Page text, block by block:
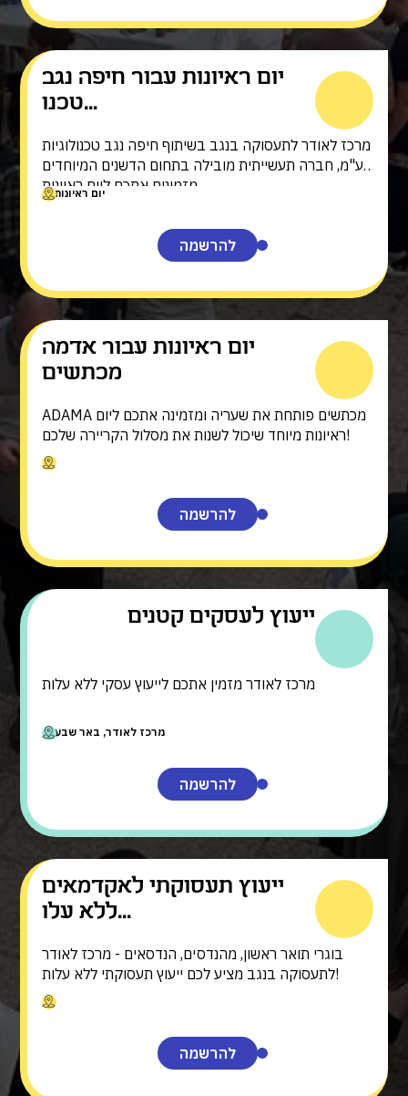
יום ראיונות עבור חיפה נגב
טכנו...
מרכז לאודר לתעסוקה בנגב בשיתוף חיפה נגב טכנולוגיות
בע"מ, חברה תעשייתית מובילה בתחום הדשנים המיוחדים
מזמינים אתכם ליום ראיונות
יום ראיונות
להרשמה
יום ראיונות עבור אדמה
מכתשים
ADAMA מכתשים פותחת את שעריה ומזמינה אתכם ליום
ראיונות מיוחד שיכול לשנות את מסלול הקריירה שלכם!
להרשמה
ייעוץ לעסקים קטנים
מרכז לאודר מזמין אתכם לייעוץ עסקי ללא עלות
מרכז לאודר, באר שבע
להרשמה
ייעוץ תעסוקתי לאקדמאים
ללא עלו...
בוגרי תואר ראשון, מהנדסים, הנדסאים - מרכז לאודר
לתעסוקה בנגב מציע לכם ייעוץ תעסוקתי ללא עלות!
להרשמה